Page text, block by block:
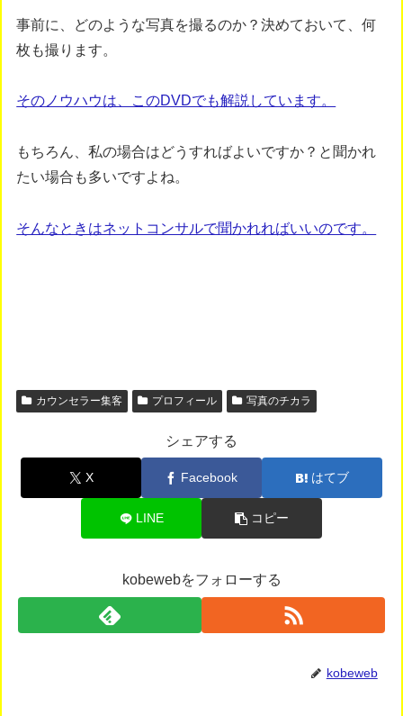
事前に、どのような写真を撮るのか？決めておいて、何
枚も撮ります。
そのノウハウは、このDVDでも解説しています。
もちろん、私の場合はどうすればよいですか？と聞かれ
たい場合も多いですよね。
そんなときはネットコンサルで聞かれればいいのです。
カウンセラー集客 プロフィール 写真のチカラ
シェアする
X Facebook はてブ
LINE コピー
kobewebをフォローする
kobeweb